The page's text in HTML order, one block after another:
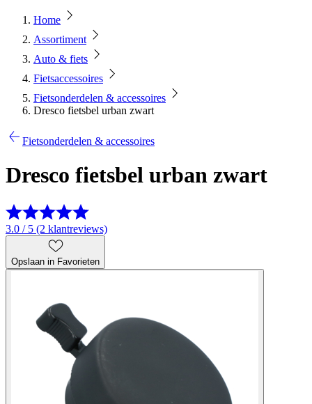
Home
Assortiment
Auto & fiets
Fietsaccessoires
Fietsonderdelen & accessoires
Dresco fietsbel urban zwart
Fietsonderdelen & accessoires
Dresco fietsbel urban zwart
3.0 / 5 (2 klantreviews)
Opslaan in Favorieten